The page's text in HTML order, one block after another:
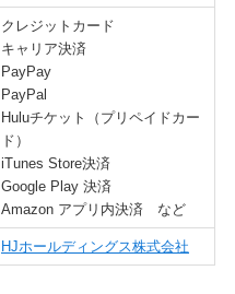
クレジットカード
キャリア決済
PayPay
PayPal
Huluチケット（プリペイドカー
ド）
iTunes Store決済
Google Play 決済
Amazon アプリ内決済 など
HJホールディングス株式会社